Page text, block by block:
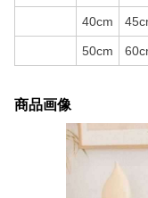
40cm
50cm
商品画像